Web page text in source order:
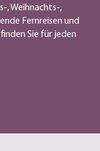
, Weihnachts-,
Fernreisen und
Sie für jeden